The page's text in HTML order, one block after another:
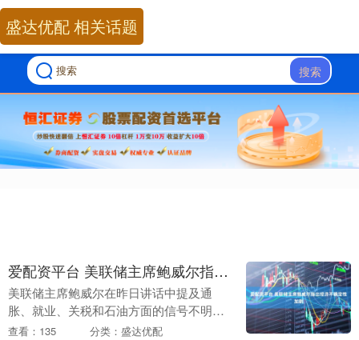
搜索
盛达优配 相关话题
爱配资平台 美联储主席鲍威尔指出经济不确定性加剧
美联储主席鲍威尔在昨日讲话中提及通
胀、就业、关税和石油方面的信号不明
朗，因此保持政策稳定，SPDR道琼斯工
查看：135 分类：盛达优配